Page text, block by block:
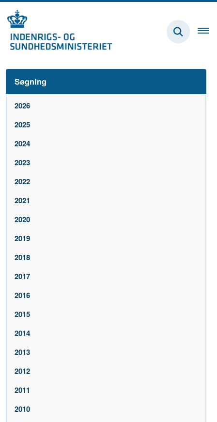
Søgning
2026
2025
2024
2023
2022
2021
2020
2019
2018
2017
2016
2015
2014
2013
2012
2011
2010